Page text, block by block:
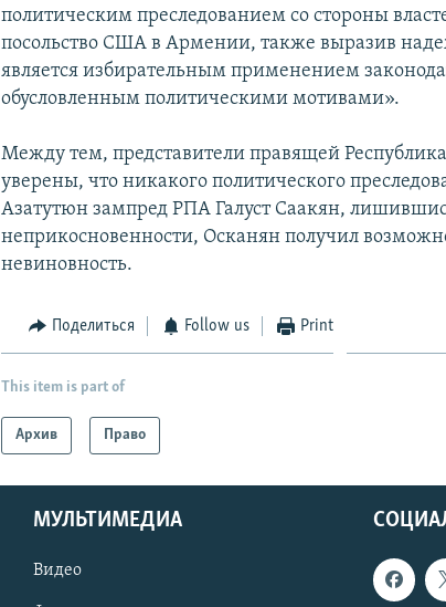
политическим преследованием со стороны
посольство США в Армении, также выразив
является избирательным применением
обусловленным политическими мотивами».
Между тем, представители правящей
уверены, что никакого политического
Азатутюн зампред РПА Галуст Саакян,
неприкосновенности, Осканян получил
невиновность.
Поделиться Follow us Print
This item is part of
Архив Право
МУЛЬТИМЕДИА
Видео